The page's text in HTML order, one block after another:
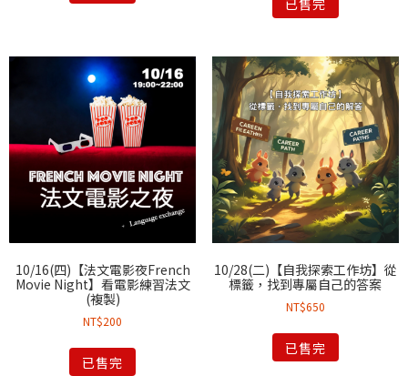
已售完
10/16(四)【法文電影夜French
Movie Night】看電影練習法文
(複製)
NT$200
已售完
10/28(二)【自我探索工作坊】從
標籤，找到專屬自己的答案
NT$650
已售完